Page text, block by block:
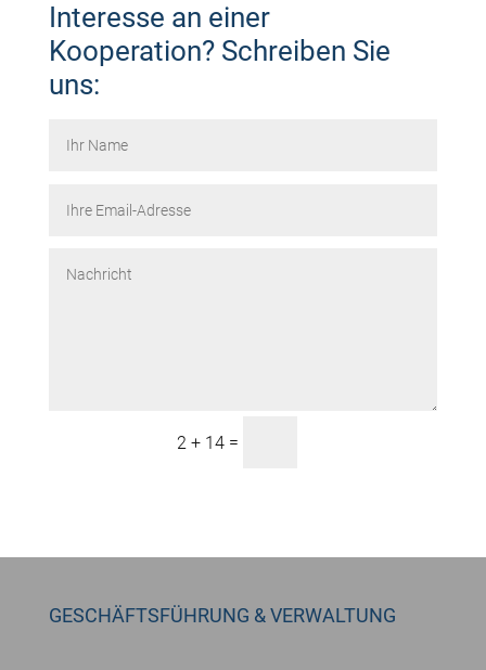
Interesse an einer
Kooperation? Schreiben Sie
uns:
2 + 14 =
GESCHÄFTSFÜHRUNG & VERWALTUNG